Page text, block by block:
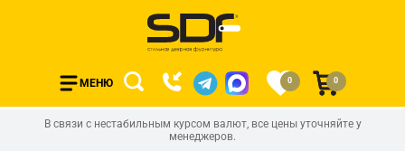
МЕНЮ 0 0
В связи с нестабильным курсом валют, все цены уточняйте у
менеджеров.